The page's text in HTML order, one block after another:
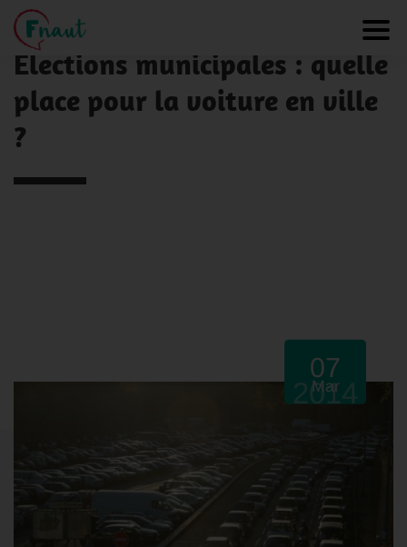
Panneau de gestion des cookies
NOS ACTUALITÉS
Elections municipales : quelle
place pour la voiture en ville
?
07
Mar
2014